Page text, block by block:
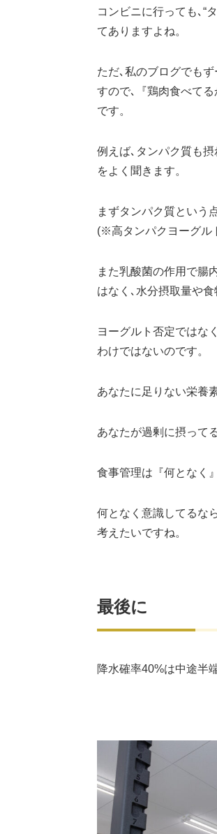
コンビニに行っても､“
てありますよね。
ただ､私のブログでも
すので､『鶏肉食べて
です。
例えば､タンパク質も
をよく聞きます。
まずタンパク質という
(※高タンパクヨーグル
また乳酸菌の作用で腸
はなく､水分摂取量や
ヨーグルト否定ではな
わけではないのです。
あなたに足りない栄養
あなたが過剰に摂って
食事管理は『何となく
何となく意識してるな
考えたいですね。
最後に
降水確率40%は中途半